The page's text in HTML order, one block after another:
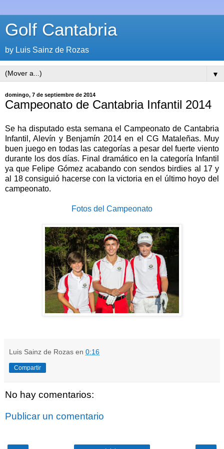
Golf Cantabria
by Luis Sainz de Rozas
▼
domingo, 7 de septiembre de 2014
Campeonato de Cantabria Infantil 2014
Se ha disputado esta semana el Campeonato de Cantabria
Infantil, Alevín y Benjamín 2014 en el CG Mataleñas. Muy
buen juego en todas las categorías a pesar del fuerte viento
durante los dos días. Final dramático en la categoría Infantil
ya que Felipe Gómez acabando con sendos birdies al 17 y
al 18 consiguió hacerse con la victoria en el último hoyo del
campeonato.
Fotos del Campeonato
Luis Sainz de Rozas en 0:16
Compartir
No hay comentarios:
Publicar un comentario